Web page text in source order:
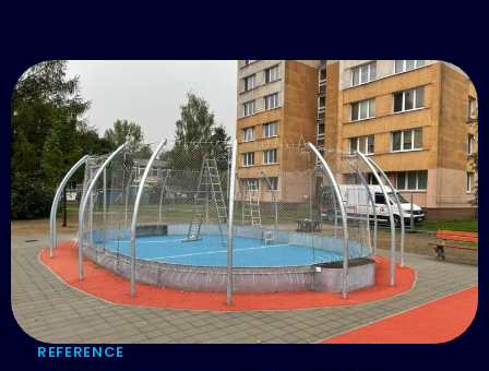
technické kontroly (OTK), které po provozovateli
sportoviště vyžaduje platná legislativa.
REFERENCE